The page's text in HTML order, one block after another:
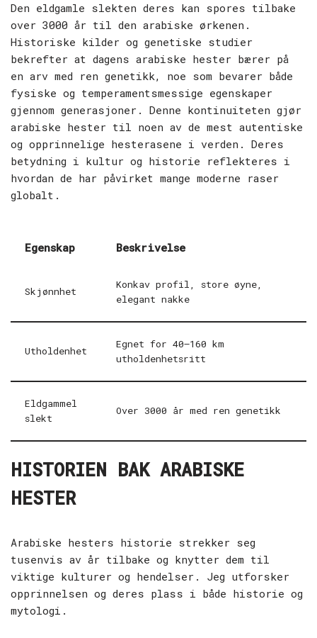
Den eldgamle slekten deres kan spores tilbake
over 3000 år til den arabiske ørkenen.
Historiske kilder og genetiske studier
bekrefter at dagens arabiske hester bærer på
en arv med ren genetikk, noe som bevarer både
fysiske og temperamentsmessige egenskaper
gjennom generasjoner. Denne kontinuiteten gjør
arabiske hester til noen av de mest autentiske
og opprinnelige hesterasene i verden. Deres
betydning i kultur og historie reflekteres i
hvordan de har påvirket mange moderne raser
globalt.
Egenskap Beskrivelse
Skjønnhet
Konkav profil, store øyne,
elegant nakke
Utholdenhet
Egnet for 40–160 km
utholdenhetsritt
Eldgammel
slekt
Over 3000 år med ren genetikk
HISTORIEN BAK ARABISKE
HESTER
Arabiske hesters historie strekker seg
tusenvis av år tilbake og knytter dem til
viktige kulturer og hendelser. Jeg utforsker
opprinnelsen og deres plass i både historie og
mytologi.